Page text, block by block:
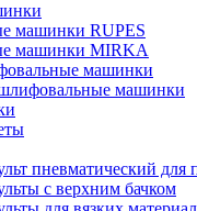
машинки RUPES
машинки MIRKA
машинки
машинки
пневматический для
с верхним бачком